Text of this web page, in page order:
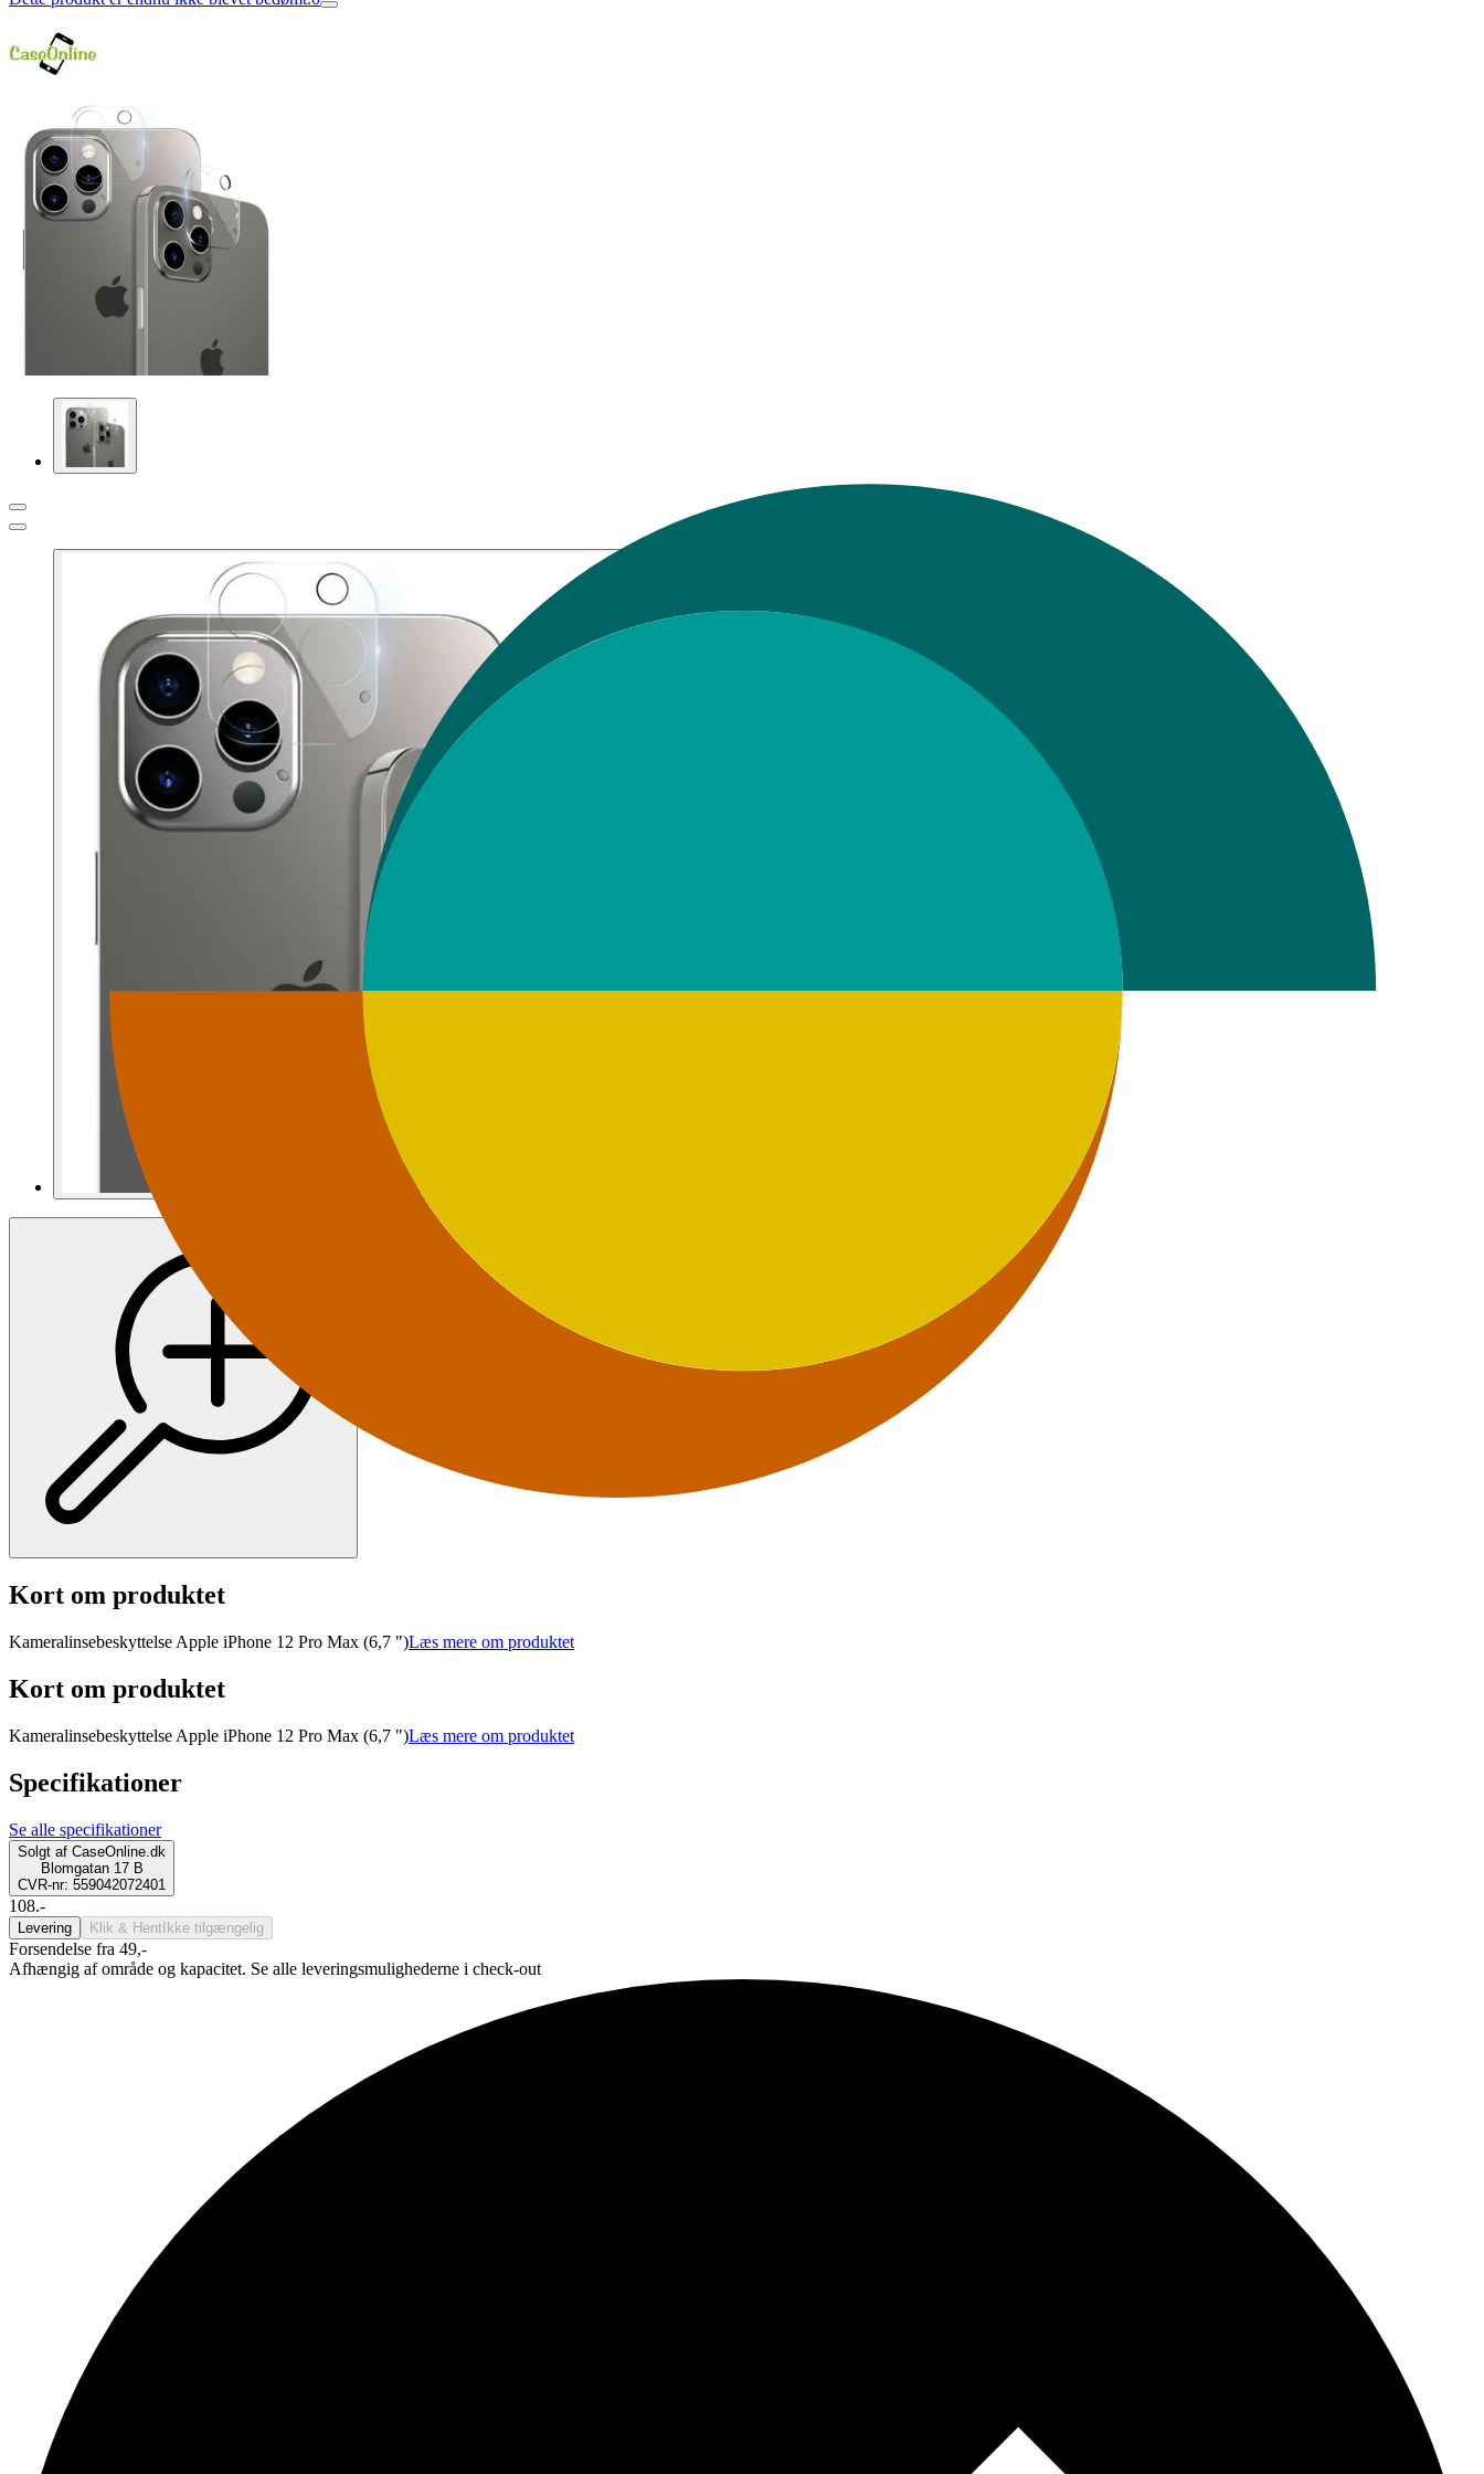
Kort om produktet
Kameralinsebeskyttelse Apple iPhone 12 Pro Max (6,7 ")Læs mere om produktet
Kort om produktet
Kameralinsebeskyttelse Apple iPhone 12 Pro Max (6,7 ")Læs mere om produktet
Specifikationer
Se alle specifikationer
Solgt af CaseOnline.dk
Blomgatan 17 B
CVR-nr: 559042072401
108.-
Levering Klik & Hent Ikke tilgængelig
Forsendelse fra 49,-
Afhængig af område og kapacitet. Se alle leveringsmulighederne i check-out